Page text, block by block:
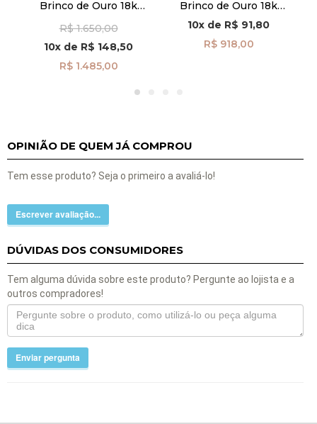
Brinco de Ouro 18k
Zircônias de 3mm
br29288
R$ 1.650,00
10x de R$ 148,50
R$ 1.485,00
Brinco de Ouro 18k
Coração Pendurado
br29499
10x de R$ 91,80
R$ 918,00
OPINIÃO DE QUEM JÁ COMPROU
Tem esse produto? Seja o primeiro a avaliá-lo!
Escrever avaliação...
DÚVIDAS DOS CONSUMIDORES
Tem alguma dúvida sobre este produto? Pergunte ao lojista e a
outros compradores!
Enviar pergunta